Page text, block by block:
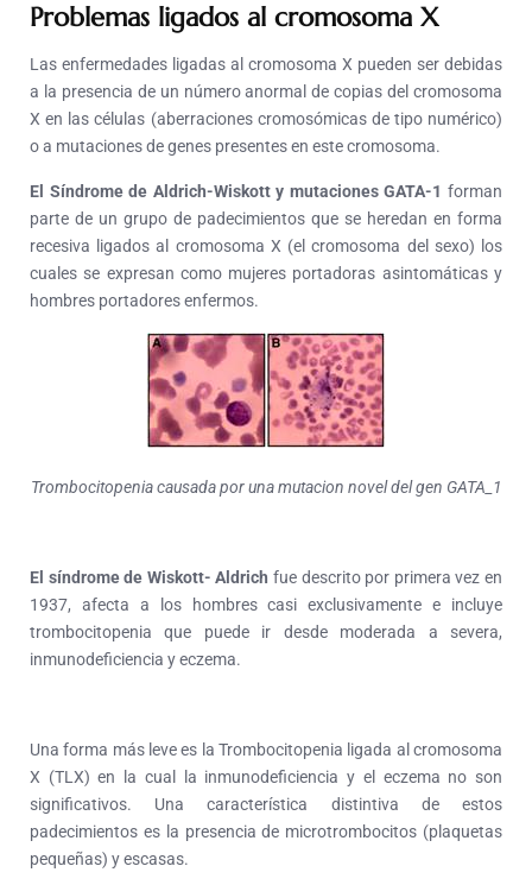
Problemas ligados al cromosoma X
Las enfermedades ligadas al cromosoma X pueden ser debidas
a la presencia de un número anormal de copias del cromosoma
X en las células (aberraciones cromosómicas de tipo numérico)
o a mutaciones de genes presentes en este cromosoma.
El Síndrome de Aldrich-Wiskott y mutaciones GATA-1 forman
parte de un grupo de padecimientos que se heredan en forma
recesiva ligados al cromosoma X (el cromosoma del sexo) los
cuales se expresan como mujeres portadoras asintomáticas y
hombres portadores enfermos.
Trombocitopenia causada por una mutacion novel del gen GATA_1
El síndrome de Wiskott- Aldrich fue descrito por primera vez en
1937, afecta a los hombres casi exclusivamente e incluye
trombocitopenia que puede ir desde moderada a severa,
inmunodeficiencia y eczema.
Una forma más leve es la Trombocitopenia ligada al cromosoma
X (TLX) en la cual la inmunodeficiencia y el eczema no son
significativos. Una característica distintiva de estos
padecimientos es la presencia de microtrombocitos (plaquetas
pequeñas) y escasas.